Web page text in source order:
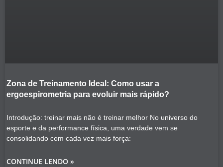
Zona de Treinamento Ideal: Como usar a
ergoespirometria para evoluir mais rápido?
Introdução: treinar mais não é treinar melhor No universo do
esporte e da performance física, uma verdade vem se
consolidando com cada vez mais força:
CONTINUE LENDO »